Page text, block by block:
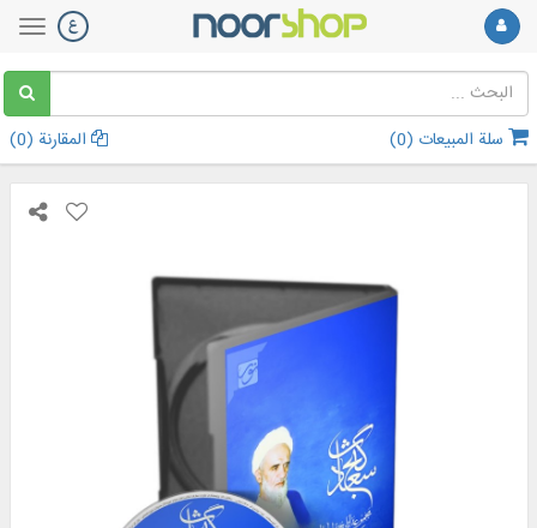
سلة المبيعات (0
) المقارنة (0
)